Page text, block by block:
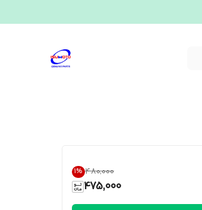
۴۸۰٬۰۰۰ 1%
475,000